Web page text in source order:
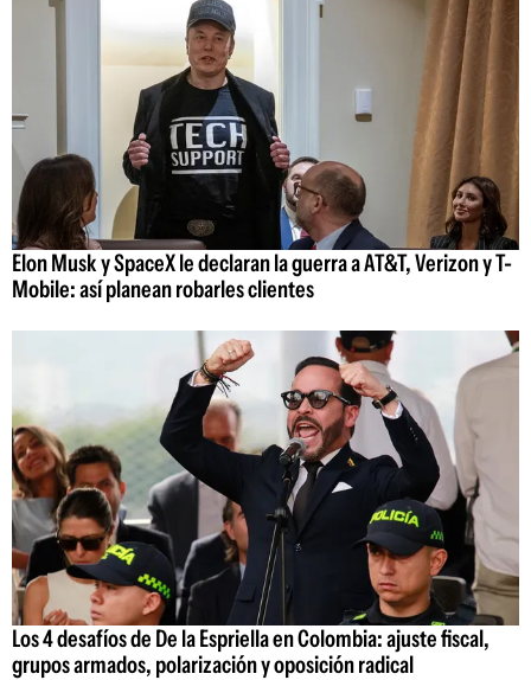
Elon Musk y SpaceX le declaran la guerra a AT&T, Verizon y T-
Mobile: así planean robarles clientes
Los 4 desafíos de De la Espriella en Colombia: ajuste fiscal,
grupos armados, polarización y oposición radical